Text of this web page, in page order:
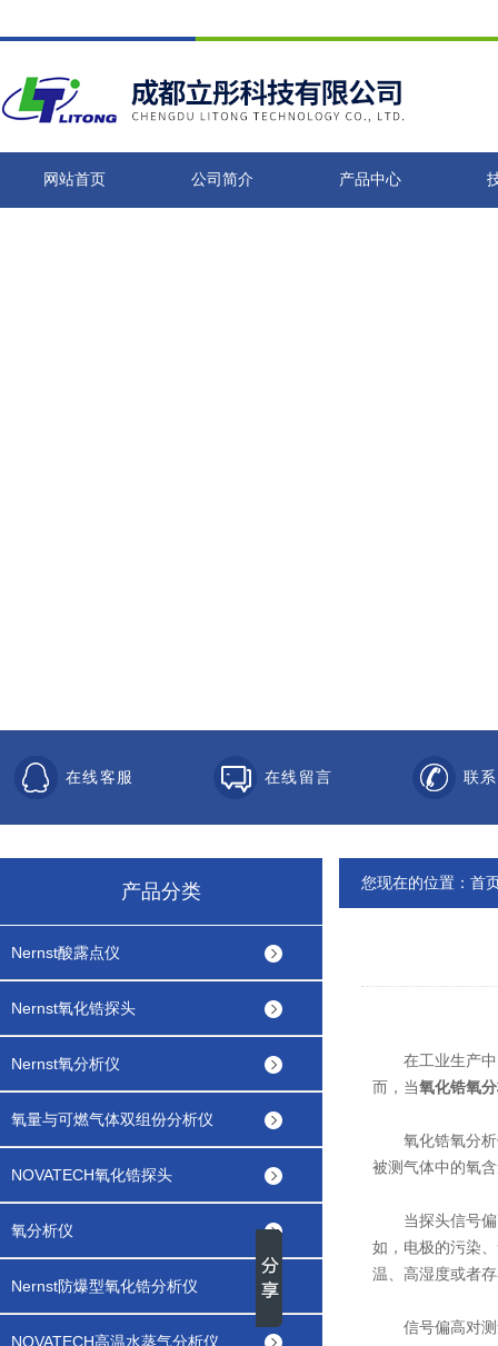
网站首页 公司简介 产品中心
在线客服 在线留言 联
产品分类
Nernst酸露点仪
Nernst氧化锆探头
Nernst氧分析仪
氧量与可燃气体双组份分析仪
NOVATECH氧化锆探头
氧分析仪
Nernst防爆型氧化锆分析仪
NOVATECH高温水蒸气分析仪
您现在的位置： 首
在工业生产中
而，当氧化锆氧
氧化锆氧分析
被测气体中的氧
当探头信号偏
如，电极的污染
温、高湿度或者
信号偏高对测